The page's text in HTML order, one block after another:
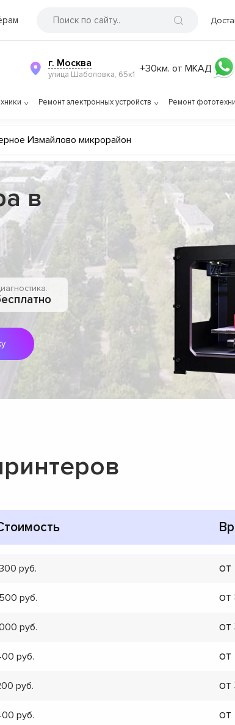
г. Москва
улица Шаболовка, 65к1 +30км. от МКАД
Ремонт электронных устройств Ремонт
Измайлово микрорайон
в
от
от
от